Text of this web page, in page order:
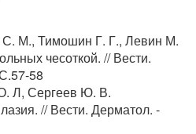
М., Тимошин Г. Г., Левин М.
чесоткой. // Вести.
58
Л, Сергеев Ю. В.
// Вести. Дерматол. -